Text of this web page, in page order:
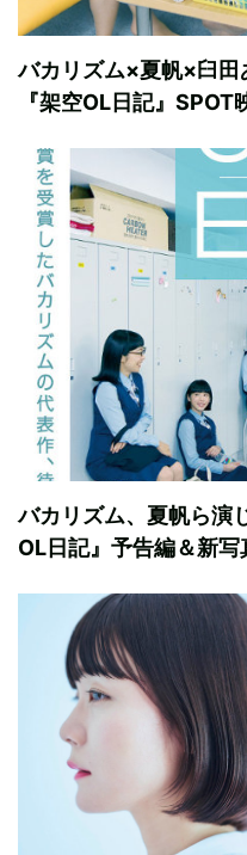
バカリズム×夏帆×臼
『架空OL日記』SPOT
バカリズム、夏帆ら
OL日記』予告編＆新写